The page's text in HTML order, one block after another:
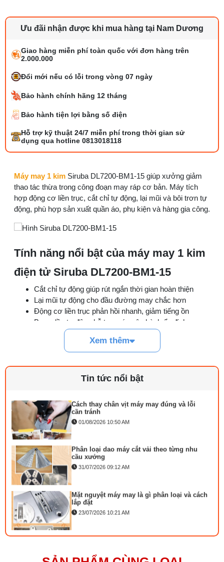
Ưu đãi nhận được khi mua hàng tại Nam Dương
Giao hàng miễn phí toàn quốc với đơn hàng trên
2.000.000
Đổi mới nếu có lỗi trong vòng 07 ngày
Bảo hành chính hãng 12 tháng
Bảo hành tiện lợi bằng số điện
Hỗ trợ kỹ thuật 24/7 miễn phí trong thời gian sử
dụng qua hotline 0813018118
Máy may 1 kim Siruba DL7200-BM1-15 giúp xưởng giảm
thao tác thừa trong công đoạn may ráp cơ bản. Máy tích
hợp động cơ liền trục, cắt chỉ tự động, lại mũi và bôi trơn tự
động, phù hợp sản xuất quần áo, phụ kiện và hàng gia công.
Tính năng nổi bật của máy may 1 kim
điện tử Siruba DL7200-BM1-15
Cắt chỉ tự động giúp rút ngắn thời gian hoàn thiện
Lại mũi tự động cho đầu đường may chắc hơn
Động cơ liền trục phản hồi nhanh, giảm tiếng ồn
Bơm dầu tự động hỗ trợ máy vận hành ổn định
Bảng điều khiển thuận tiện cài tốc độ và chế độ
Đèn LED hỗ trợ quan sát rõ vùng kim
Xem thêm
Tin tức nổi bật
Tổng hợp 6 loại kéo cắt vải ngành may
đáng mua
Đồng tiền máy may là gì? Hướng dẫn chỉnh
21/07/2026 09:08 AM
thế nào
điểm lỗi chuẩn
Cách lắp kim máy vắt sổ đúng chiều tránh
bỏ mũi
03/08/2026 10:22 AM
29/07/2026 09:14 AM
Cách thay chân vịt máy may đúng và lỗi
cần tránh
Phân loại dao máy cắt vải theo từng nhu
cầu xưởng
Mặt nguyệt máy may là gì phân loại và cách
lắp đặt
Bộ phụ trợ kéo vải máy may là gì? Công
27/07/2026 08:20 AM